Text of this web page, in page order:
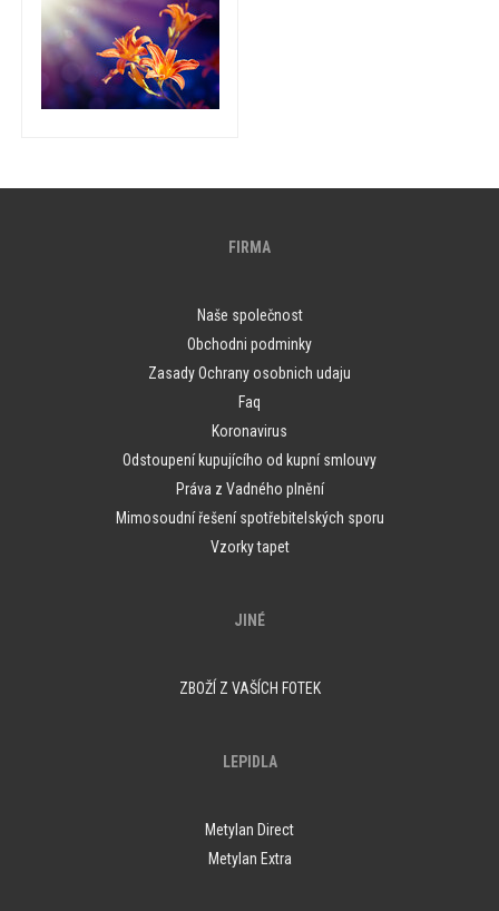
FIRMA
Naše společnost
Obchodni podminky
Zasady Ochrany osobnich udaju
Faq
Koronavirus
Odstoupení kupujícího od kupní smlouvy
Práva z Vadného plnění
Mimosoudní řešení spotřebitelských sporu
Vzorky tapet
JINÉ
ZBOŽÍ Z VAŠÍCH FOTEK
LEPIDLA
Metylan Direct
Metylan Extra